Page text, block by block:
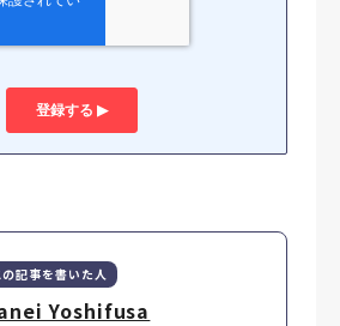
の記事を書いた人
Yoshifusa